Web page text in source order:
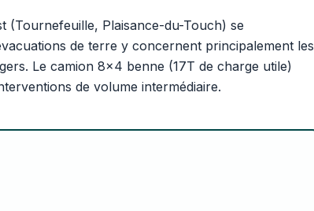
(Tournefeuille, Plaisance-du-Touch) se
de terre y concernent principalement les
Le camion 8x4 benne (17T de charge utile)
de volume intermédiaire.